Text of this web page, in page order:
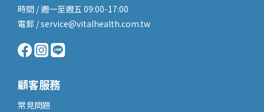
時間 / 週一至週五 09:00-17:00
電郵 / service@vitalhealth.com.tw
顧客服務
常見問題